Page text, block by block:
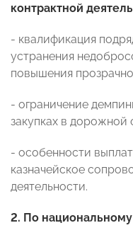
контрактной
- квалификация
устранения
повышения
- ограничение
закупках в дорожной
- особенности
казначейское
деятельности.
2. По